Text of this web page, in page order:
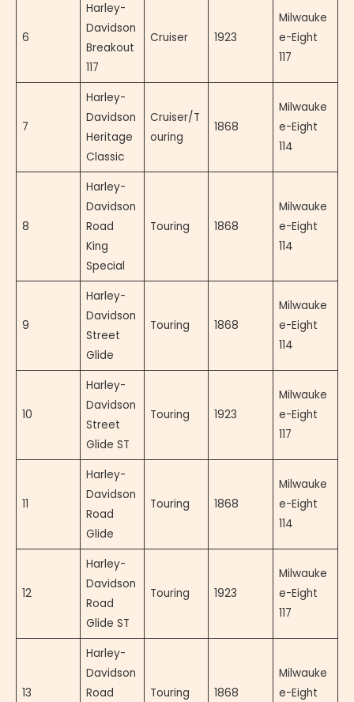
6
Harley-
Davidson
Breakout
117
Cruiser 1923
Milwauke
e-Eight
117
7
Harley-
Davidson
Heritage
Classic
Cruiser/T
ouring
1868
Milwauke
e-Eight
114
8
Harley-
Davidson
Road
King
Special
Touring 1868
Milwauke
e-Eight
114
9
Harley-
Davidson
Street
Glide
Touring 1868
Milwauke
e-Eight
114
10
Harley-
Davidson
Street
Glide ST
Touring 1923
Milwauke
e-Eight
117
11
Harley-
Davidson
Road
Glide
Touring 1868
Milwauke
e-Eight
114
12
Harley-
Davidson
Road
Glide ST
Touring 1923
Milwauke
e-Eight
117
13
Harley-
Davidson
Road
Touring 1868
Milwauke
e-Eight